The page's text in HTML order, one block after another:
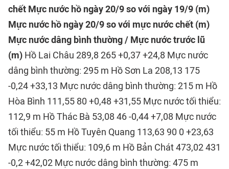
chết Mực nước hồ ngày 20/9 so với ngày 19/9 (m)
Mực nước hồ ngày 20/9 so với mực nước chết (m)
Mực nước dâng bình thường / Mực nước trước lũ
(m) Hồ Lai Châu 289,8 265 +0,37 +24,8 Mực nước
dâng bình thường: 295 m Hồ Sơn La 208,13 175
-0,24 +33,13 Mực nước dâng bình thường: 215 m Hồ
Hòa Bình 111,55 80 +0,48 +31,55 Mực nước tối thiểu:
112,9 m Hồ Thác Bà 53,08 46 -0,44 +7,08 Mực nước
tối thiểu: 55 m Hồ Tuyên Quang 113,63 90 0 +23,63
Mực nước tối thiểu: 109,6 m Hồ Bản Chát 473,02 431
-0,2 +42,02 Mực nước dâng bình thường: 475 m